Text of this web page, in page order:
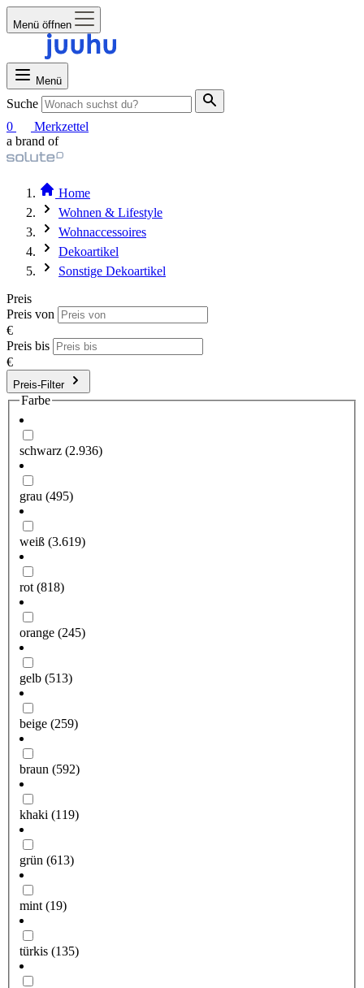
Menü öffnen
Menü
Suche
0
Merkzettel
a brand of
Home
Wohnen & Lifestyle
Wohnaccessoires
Dekoartikel
Sonstige Dekoartikel
Preis
Preis von
€
Preis bis
€
Preis-Filter
Farbe
schwarz (2.936)
grau (495)
weiß (3.619)
rot (818)
orange (245)
gelb (513)
beige (259)
braun (592)
khaki (119)
grün (613)
mint (19)
türkis (135)